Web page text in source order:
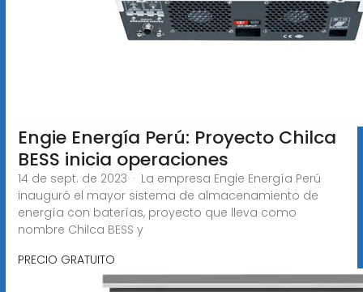
Engie Energía Perú: Proyecto Chilca
BESS inicia operaciones
14 de sept. de 2023 · La empresa Engie Energía Perú
inauguró el mayor sistema de almacenamiento de
energía con baterías, proyecto que lleva como
nombre Chilca BESS y
PRECIO GRATUITO